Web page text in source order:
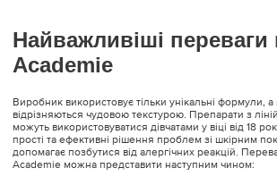
Найважливіші переваги
Academie
Виробник використовує тільки унікальні формули, а
відрізняються чудовою текстурою. Препарати з
можуть використовуватися дівчатами у віці від 18
прості та ефективні рішення проблем зі шкірним
допомагає позбутися від алергічних реакцій.
Academie можна представити наступним чином: